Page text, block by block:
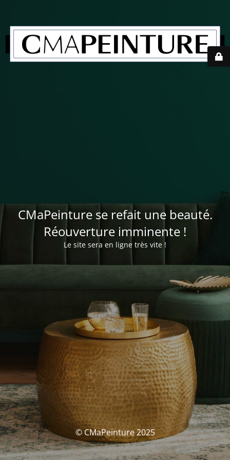
CMaPeinture se refait une beauté.
Réouverture imminente !
Le site sera en ligne très vite !
© CMaPeinture 2025